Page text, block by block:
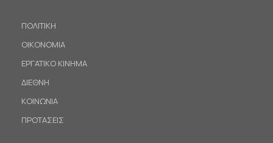
ΠΟΛΙΤΙΚΗ
ΟΙΚΟΝΟΜΙΑ
ΕΡΓΑΤΙΚΟ ΚΙΝΗΜΑ
ΔΙΕΘΝΗ
ΚΟΙΝΩΝΙΑ
ΠΡΟΤΑΣΕΙΣ